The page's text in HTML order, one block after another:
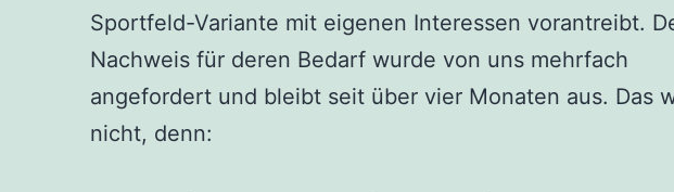
Sportfeld-Variante mit eigenen Interessen vorantreibt.
Nachweis für deren Bedarf wurde von uns mehrfach
angefordert und bleibt seit über vier Monaten aus. Das
nicht, denn: